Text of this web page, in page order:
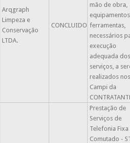
Arqgraph
Limpeza e
Conservação
LTDA.
CONCLUIDO
mão de obra,
ferramentas,
necessários
execução
adequada dos
serviços, a
realizados nos
Campi da
Prestação de
Serviços de
Telefonia Fixa
Comutado -